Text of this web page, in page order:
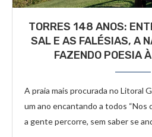
TORRES 148 ANOS:
SAL E AS FALÉSIAS, A
FAZENDO POESIA
A praia mais procurada no Litoral
um ano encantando a todos “Nos
a gente percorre, sem saber se